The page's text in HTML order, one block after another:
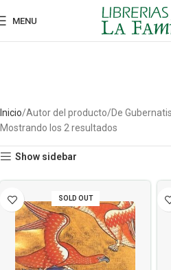
MENU
Inicio Autor del producto De
Mostrando los 2 resultados
Show sidebar
SOLD OUT